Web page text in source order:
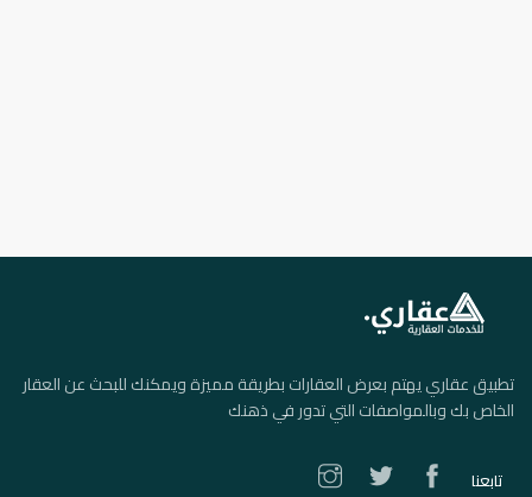
تطبيق عقاري يهتم بعرض العقارات بطريقة مميزة ويمكنك للبحث عن العقار
الخاص بك وبالمواصفات التي تدور في ذهنك
تابعنا